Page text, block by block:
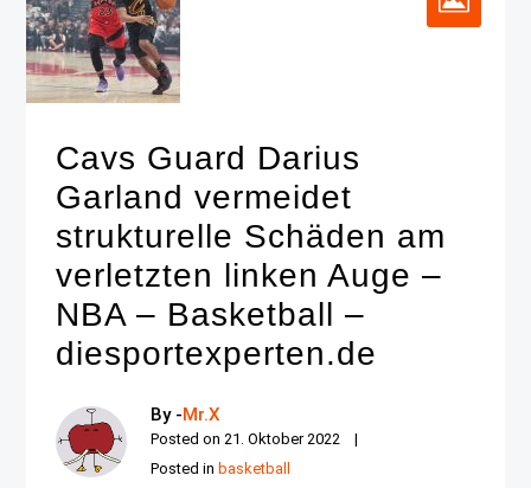
Cavs Guard Darius
Garland vermeidet
strukturelle Schäden am
verletzten linken Auge –
NBA – Basketball –
diesportexperten.de
By -Mr.X
Posted on21. Oktober 2022
Posted in basketball